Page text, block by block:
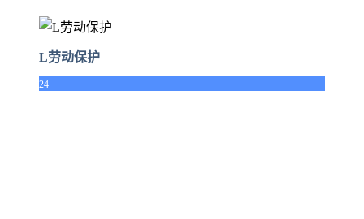
L劳动保护
24